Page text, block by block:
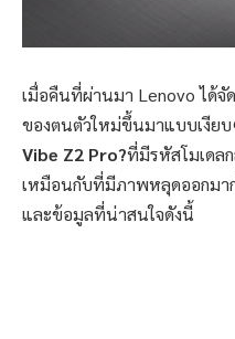
เมื่อคืนที่ผ่านมา Lenovo ได้
ของตนตัวใหม่ขึ้นมาแบบเงีย
Vibe Z2 Pro?ที่มีรหัสโมเดล
เหมือนกับที่มีภาพหลุดออกมา
และข้อมูลที่น่าสนใจดังนี้